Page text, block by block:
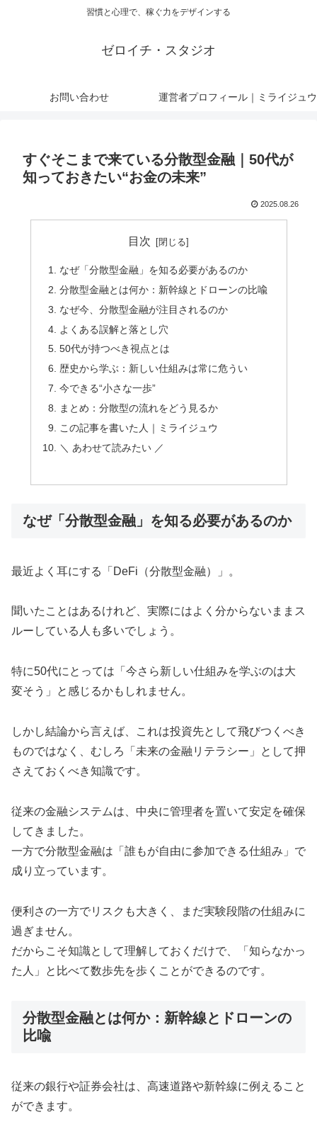
習慣と心理で、稼ぐ力をデザインする
ゼロイチ・スタジオ
お問い合わせ 運営者プロフィール｜ミライジュウ
すぐそこまで来ている分散型金融｜50代が
知っておきたい“お金の未来”
2025.08.26
目次
なぜ「分散型金融」を知る必要があるのか
分散型金融とは何か：新幹線とドローンの比喩
なぜ今、分散型金融が注目されるのか
よくある誤解と落とし穴
50代が持つべき視点とは
歴史から学ぶ：新しい仕組みは常に危うい
今できる“小さな一歩”
まとめ：分散型の流れをどう見るか
この記事を書いた人｜ミライジュウ
＼ あわせて読みたい ／
なぜ「分散型金融」を知る必要があるのか
最近よく耳にする「DeFi（分散型金融）」。
聞いたことはあるけれど、実際にはよく分からないままス
ルーしている人も多いでしょう。
特に50代にとっては「今さら新しい仕組みを学ぶのは大
変そう」と感じるかもしれません。
しかし結論から言えば、これは投資先として飛びつくべき
ものではなく、むしろ「未来の金融リテラシー」として押
さえておくべき知識です。
従来の金融システムは、中央に管理者を置いて安定を確保
してきました。
一方で分散型金融は「誰もが自由に参加できる仕組み」で
成り立っています。
便利さの一方でリスクも大きく、まだ実験段階の仕組みに
過ぎません。
だからこそ知識として理解しておくだけで、「知らなかっ
た人」と比べて数歩先を歩くことができるのです。
分散型金融とは何か：新幹線とドローンの
比喩
従来の銀行や証券会社は、高速道路や新幹線に例えること
ができます。